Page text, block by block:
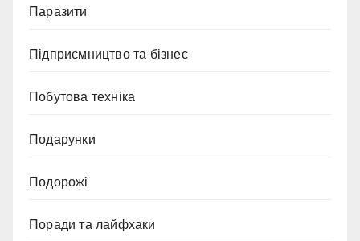
Паразити
Підприємництво та бізнес
Побутова техніка
Подарунки
Подорожі
Поради та лайфхаки